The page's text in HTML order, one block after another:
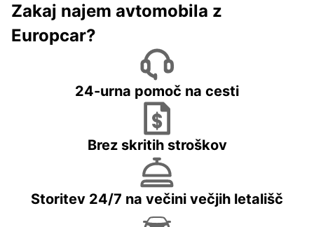
Zakaj najem avtomobila z
Europcar?
24-urna pomoč na cesti
Brez skritih stroškov
Storitev 24/7 na večini večjih letališč